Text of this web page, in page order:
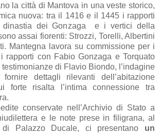
la città di Mantova in una veste storico,
nuova: tra il 1416 e il 1445 i rapporti
dinastia dei Gonzaga e i vertici della
assai fiorenti: Strozzi, Torelli, Albertini
Mantegna lavora su commissione per i
rapporti con Fabio Gonzaga e Torquato
di Flavio Biondo, l’indagine
dettagli rilevanti dell’abitazione
forte risalta l’intima connessione tra
conservate nell’Archivio di Stato a
e le note prese in filigrana, al
di Palazzo Ducale, ci presentano un